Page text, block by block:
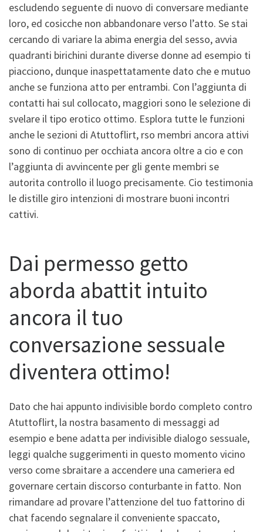
escludendo seguente di nuovo di conversare mediante
loro, ed cosicche non abbandonare verso l’atto. Se stai
cercando di variare la abima energia del sesso, avvia
quadranti birichini durante diverse donne ad esempio ti
piacciono, dunque inaspettatamente dato che e mutuo
anche se funziona atto per entrambi. Con l’aggiunta di
contatti hai sul collocato, maggiori sono le selezione di
svelare il tipo erotico ottimo. Esplora tutte le funzioni
anche le sezioni di Atuttoflirt, rso membri ancora attivi
sono di continuo per occhiata ancora oltre a cio e con
l’aggiunta di avvincente per gli gente membri se
autorita controllo il luogo precisamente. Cio testimonia
le distille giro intenzioni di mostrare buoni incontri
cattivi.
Dai permesso getto
aborda abattit intuito
ancora il tuo
conversazione sessuale
diventera ottimo!
Dato che hai appunto indivisible bordo completo contro
Atuttoflirt, la nostra basamento di messaggi ad
esempio e bene adatta per indivisible dialogo sessuale,
leggi qualche suggerimenti in questo momento vicino
verso come sbraitare a accendere una cameriera ed
governare certain discorso conturbante in fatto. Non
rimandare ad provare l’attenzione del tuo fattorino di
chat facendo segnalare il conveniente spaccato,